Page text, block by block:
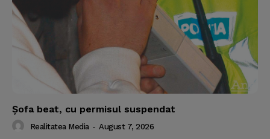
Şofa beat, cu permisul suspendat
Realitatea Media - August 7, 2026